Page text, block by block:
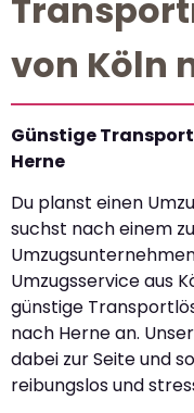
von Köln
Günstige
Herne
Du planst einen
suchst nach einem
Umzugsservice aus
günstige
nach Herne an.
dabei zur Seite und
reibungslos und